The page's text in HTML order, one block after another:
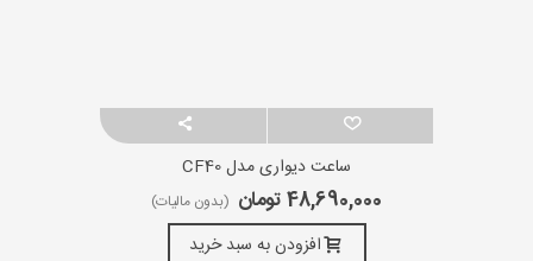
ساعت دیواری مدل CF40
48,690,000 تومان (بدون مالیات)
افزودن به سبد خرید